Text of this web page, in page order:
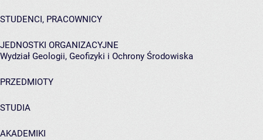
STUDENCI, PRACOWNICY
JEDNOSTKI ORGANIZACYJNE
Wydział Geologii, Geofizyki i Ochrony Środowiska
PRZEDMIOTY
STUDIA
AKADEMIKI